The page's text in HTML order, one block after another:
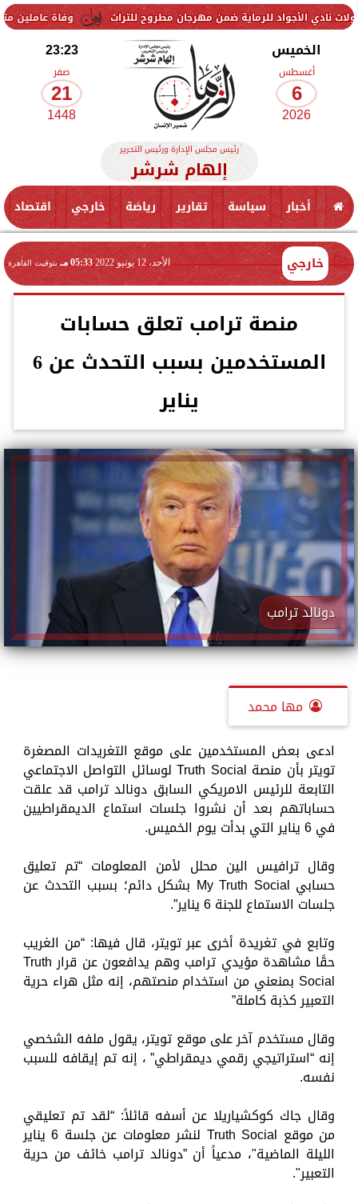
وفاة عاملين متأثرين بإصابتهما للرماية ضمن مهرجان مطروح للتراث
الخميس
أغسطس
6
2026
23:23
صفر
21
1448
رئيس مجلس الإدارة ورئيس التحرير
إلهام شرشر
أخبار سياسة تقارير رياضة خارجي اقتصاد
خارجي الأحد، 12 يونيو 2022 05:33 مـ بتوقيت القاهرة
منصة ترامب تعلق حسابات
المستخدمين بسبب التحدث عن 6
يناير
دونالد ترامب
مها محمد
ادعى بعض المستخدمين على موقع التغريدات المصغرة
تويتر بأن منصة Truth Social لوسائل التواصل الاجتماعي
التابعة للرئيس الامريكي السابق دونالد ترامب قد علقت
حساباتهم بعد أن نشروا جلسات استماع الديمقراطيين
في 6 يناير التي بدأت يوم الخميس.
وقال ترافيس الين محلل لأمن المعلومات “تم تعليق
حسابي My Truth Social بشكل دائم؛ بسبب التحدث عن
جلسات الاستماع للجنة 6 يناير”.
وتابع في تغريدة أخرى عبر تويتر، قال فيها: “من الغريب
حقًا مشاهدة مؤيدي ترامب وهم يدافعون عن قرار Truth
Social بمنعني من استخدام منصتهم، إنه مثل هراء حرية
التعبير كذبة كاملة”
وقال مستخدم آخر على موقع تويتر، يقول ملفه الشخصي
إنه “استراتيجي رقمي ديمقراطي” ، إنه تم إيقافه للسبب
نفسه.
وقال جاك كوكشياريلا عن أسفه قائلاً: “لقد تم تعليقي
من موقع Truth Social لنشر معلومات عن جلسة 6 يناير
الليلة الماضية"، مدعياً ​​أن ”دونالد ترامب خائف من حرية
التعبير".